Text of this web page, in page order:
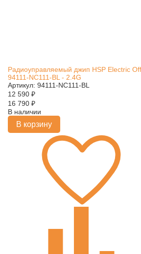
Радиоуправляемый джип HSP Electric
94111-NC111-BL - 2.4G
Артикул: 94111-NC111-BL
12 590 ₽
16 790 ₽
В наличии
В корзину